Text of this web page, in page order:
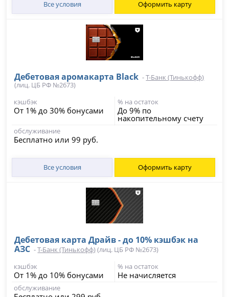
Все условия Оформить карту
Дебетовая аромакарта Black -Т-Банк (Тинькофф)
(лиц. ЦБ РФ №2673)
кэшбэк
От 1% до 30% бонусами
% на остаток
До 9% по
накопительному счету
обслуживание
Бесплатно или 99 руб.
Все условия Оформить карту
Дебетовая карта Драйв - до 10% кэшбэк на
АЗС -Т-Банк (Тинькофф)(лиц. ЦБ РФ №2673)
кэшбэк
От 1% до 10% бонусами
% на остаток
Не начисляется
обслуживание